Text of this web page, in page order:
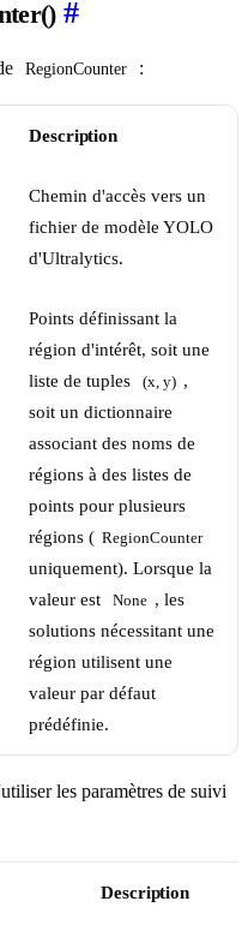
#
RegionCounter :
Description
Chemin d'accès vers un
fichier de modèle YOLO
d'Ultralytics.
Points définissant la
région d'intérêt, soit une
liste de tuples
(x, y) ,
soit un dictionnaire
associant des noms de
régions à des listes de
points pour plusieurs
régions ( RegionCounter
uniquement). Lorsque la
valeur est
None , les
solutions nécessitant une
région utilisent une
valeur par défaut
prédéfinie.
les paramètres de suivi
Description